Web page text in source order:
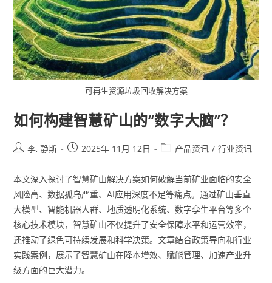
可再生资源垃圾回收解决方案
如何构建智慧矿山的“数字大脑”？
李, 静斯 2025年 11月 12日 产品资讯 / 行业资讯
本文深入探讨了智慧矿山解决方案如何破解当前矿业面临的安全
风险高、数据孤岛严重、AI应用深度不足等痛点。通过矿山垂直
大模型、智能机器人群、地质透明化系统、数字孪生平台等多个
核心技术模块，智慧矿山不仅提升了安全保障水平和运营效率，
还推动了绿色可持续发展和科学决策。文章结合政策导向和行业
实践案例，展示了智慧矿山在降本增效、赋能管理、加速产业升
级方面的巨大潜力。